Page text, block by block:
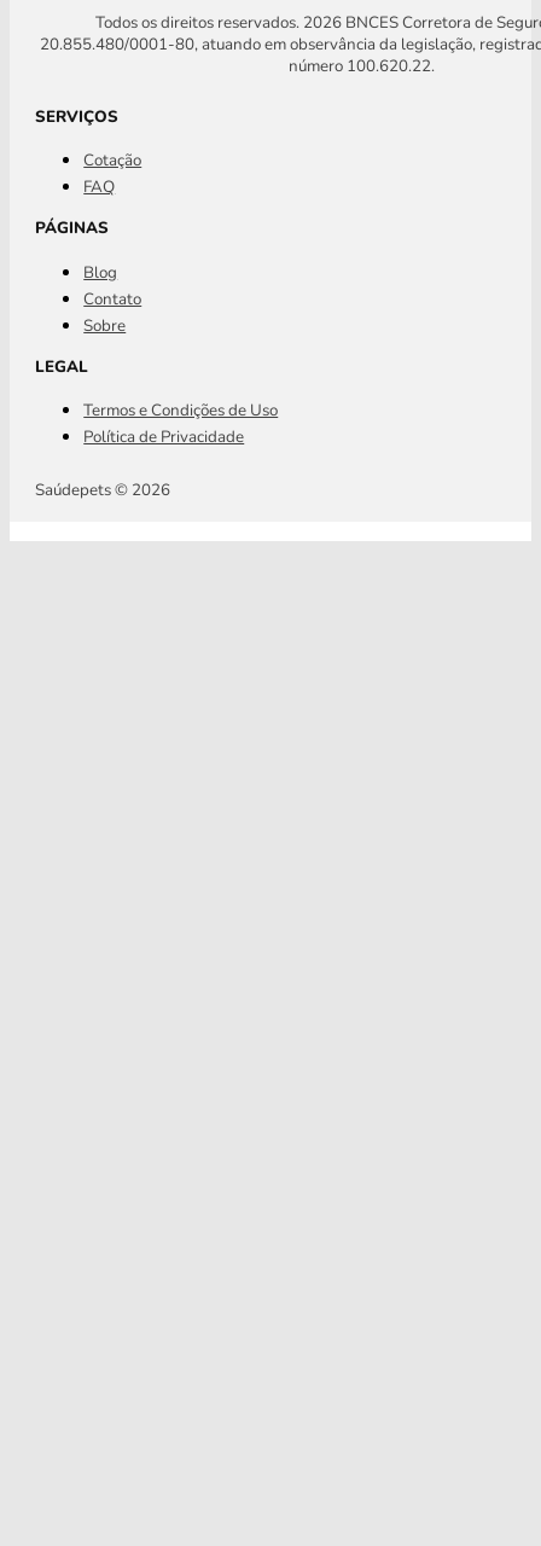
Todos os direitos reservados. 2026 BNCES Corretora de
20.855.480/0001-80, atuando em observância da legislação,
número 100.620.22.
SERVIÇOS
Cotação
FAQ
PÁGINAS
Blog
Contato
Sobre
LEGAL
Termos e Condições de Uso
Política de Privacidade
Saúdepets © 2026